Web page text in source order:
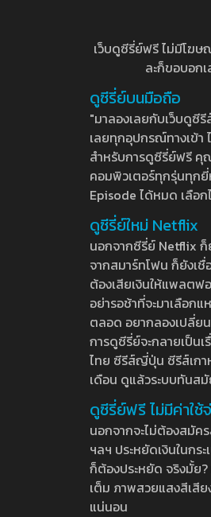
เว็บดูซีรี่ย์ฟรี ไม่มีโฆ
ละก็ขอบอก
ดูซีรี่ย์บนมือถือ
"มาลองเลยกับเว็บดูซี
เลยทุกอุปกรณ์ทางเข้า
สำหรับการดูซีรี่ย์ฟรี คุ
คอมพิวเตอร์ทุกรุ่นทุกยี่
Episode ได้หมด เลือ
ดูซีรี่ย์ใหม่ Netflix
นอกจากซีรี่ย์ Netflix ก็
จากสมาร์ทโฟน ก็ยังเ
ต้องเสียเงินให้แพลตฟ
อย่ารอช้าที่จะมาเลือก
ตลอด อยากลองเปลี่ย
การดูซีรี่ย์จะกลายเป็น
ไทย ซีรีส์ญี่ปุ่น ซีรีส์เกา
เดือน ดูแล้วระบบทันส
ดูซีรี่ย์ฟรี ไม่มีค่าใช้
นอกจากจะไม่ต้องสมัค
ฯลฯ ประหยัดเงินในกร
ก็ต้องประหยัด จริงมั้ย
เต็ม ภาพสวยแสงสีเสี
แน่นอน